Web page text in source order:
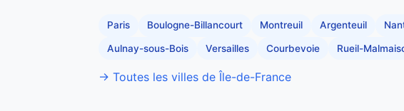
Paris Boulogne-Billancourt Montreuil Argenteuil
Aulnay-sous-Bois Versailles Courbevoie Rueil-
→ Toutes les villes de Île-de-France